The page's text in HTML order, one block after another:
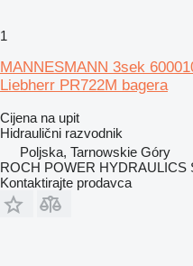
1
MANNESMANN 3sek
Liebherr PR722M bagera
Cijena na upit
Hidraulični razvodnik
Poljska, Tarnowskie Góry
ROCH POWER HYDRAULICS
Kontaktirajte prodavca